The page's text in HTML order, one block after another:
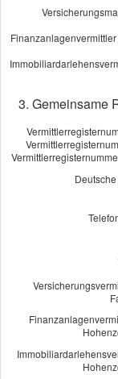
Beiträge, den
Summe an die
Für wen
Die Kosten
Lebens- oder
Das
3. Gemeinsame